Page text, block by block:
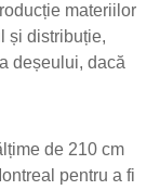
materiilor
și distribuție,
deșeului, dacă
de 210 cm
pentru a fi